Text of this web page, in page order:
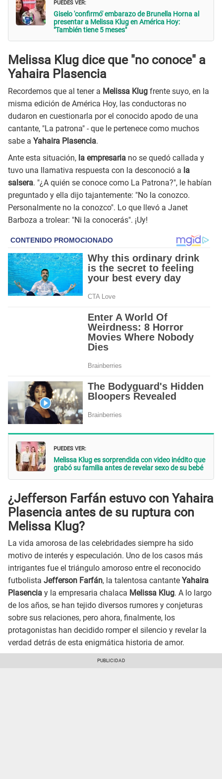
Giselo 'confirmó' embarazo de Brunella Horna al
presentar a Melissa Klug en América Hoy:
"También tiene 5 meses"
Melissa Klug dice que "no conoce" a
Yahaira Plasencia
Recordemos que al tener a Melissa Klug frente suyo, en la
misma edición de América Hoy, las conductoras no
dudaron en cuestionarla por el conocido apodo de una
cantante, "La patrona" - que le pertenece como muchos
sabe a Yahaira Plasencia.
Ante esta situación, la empresaria no se quedó callada y
tuvo una llamativa respuesta con la desconoció a la
salsera. "¿A quién se conoce como La Patrona?", le habían
preguntado y ella dijo tajantemente: "No la conozco.
Personalmente no la conozco". Lo que llevó a Janet
Barboza a trolear: "Ni la conocerás". ¡Uy!
PUEDES VER:
Melissa Klug es sorprendida con video inédito que
grabó su familia antes de revelar sexo de su bebé
¿Jefferson Farfán estuvo con Yahaira
Plasencia antes de su ruptura con
Melissa Klug?
La vida amorosa de las celebridades siempre ha sido
motivo de interés y especulación. Uno de los casos más
intrigantes fue el triángulo amoroso entre el reconocido
futbolista Jefferson Farfán, la talentosa cantante Yahaira
Plasencia y la empresaria chalaca Melissa Klug. A lo largo
de los años, se han tejido diversos rumores y conjeturas
sobre sus relaciones, pero ahora, finalmente, los
protagonistas han decidido romper el silencio y revelar la
verdad detrás de esta enigmática historia de amor.